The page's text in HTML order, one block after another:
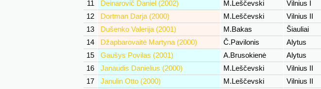
11
Deinarovič Daniel (2002) M.Leščevski
Vilnius I
12
Dortman Darja (2000) M.Leščevski
Vilnius II
13
Dušenko Valerija (2001) M.Bakas
Šiauliai
14
Džapbarovaitė Martyna (2000) Č.Pavilonis
Alytus
15
Gaušys Povilas (2001) A.Brusokienė
Alytus
16
Janaudis Danielius (2000) M.Leščevski
Vilnius II
17
Janulin Otto (2000) M.Leščevski
Vilnius II